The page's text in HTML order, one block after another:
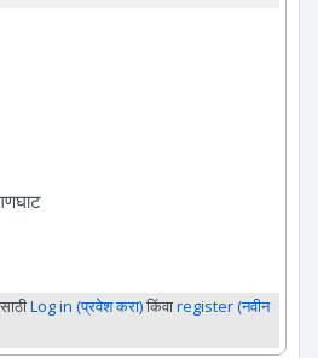
Log in (प्रवेश करा)किंवाregister (नवीन